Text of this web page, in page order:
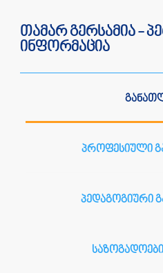
თამარ გერსამია -
ინფორმაცია
პროფესიული
პედაგოგიური